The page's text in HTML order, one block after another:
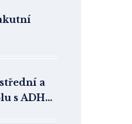
a
s ADHD: